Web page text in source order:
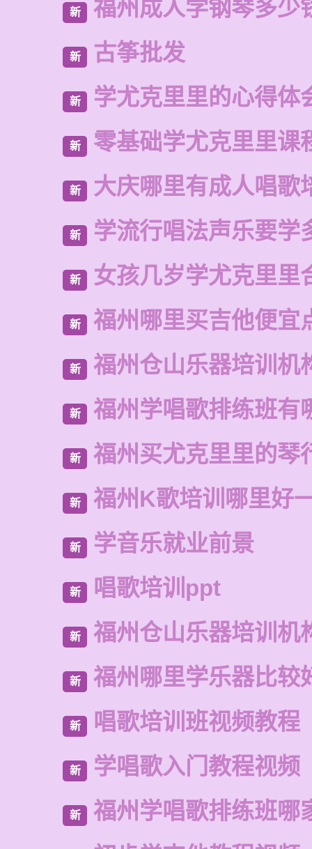
新 福州成人学钢琴多少
新 古筝批发
新 学尤克里里的心得体
新 零基础学尤克里里课
新 大庆哪里有成人唱歌
新 学流行唱法声乐要学
新 女孩几岁学尤克里里
新 福州哪里买吉他便宜
新 福州仓山乐器培训机
新 福州学唱歌排练班有
新 福州买尤克里里的琴
新 福州K歌培训哪里好
新 学音乐就业前景
新 唱歌培训ppt
新 福州仓山乐器培训机
新 福州哪里学乐器比较
新 唱歌培训班视频教程
新 学唱歌入门教程视频
新 福州学唱歌排练班哪